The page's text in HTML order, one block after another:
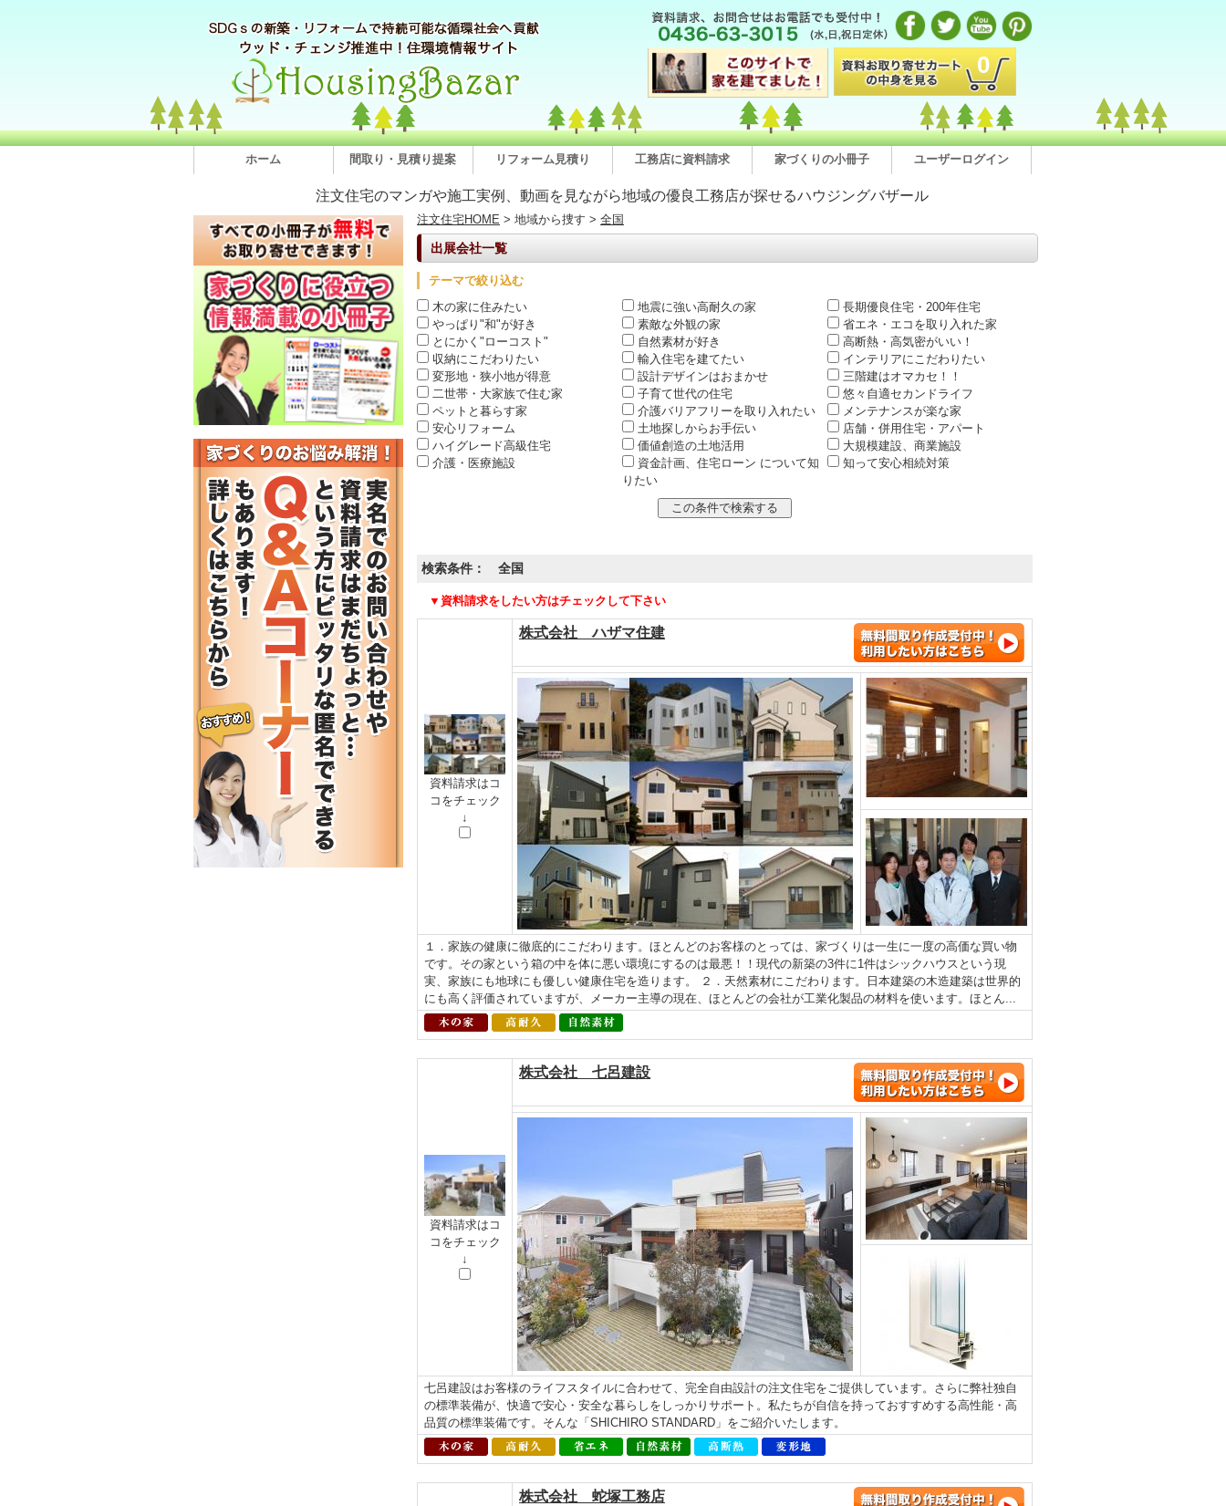
0
ホーム 間取り・見積り提案 リフォーム見積り 工務店に資料請求 家づくりの小冊子 ユーザーログイン
注文住宅のマンガや施工実例、動画を見ながら地域の優良工務店が探せるハウジングバザール
注文住宅HOME > 地域から捜す > 全国
出展会社一覧
テーマで絞り込む
木の家に住みたい
地震に強い高耐久の家
長期優良住宅・200年住宅
やっぱり"和"が好き
素敵な外観の家
省エネ・エコを取り入れた家
とにかく"ローコスト"
自然素材が好き
高断熱・高気密がいい！
収納にこだわりたい
輸入住宅を建てたい
インテリアにこだわりたい
変形地・狭小地が得意
設計デザインはおまかせ
三階建はオマカセ！！
二世帯・大家族で住む家
子育て世代の住宅
悠々自適セカンドライフ
ペットと暮らす家
介護バリアフリーを取り入れたい
メンテナンスが楽な家
安心リフォーム
土地探しからお手伝い
店舗・併用住宅・アパート
ハイグレード高級住宅
価値創造の土地活用
大規模建設、商業施設
介護・医療施設
資金計画、住宅ローン について知
りたい
知って安心相続対策
検索条件： 全国
▼資料請求をしたい方はチェックして下さい
資料請求はコ
コをチェック
↓
株式会社 ハザマ住建
１．家族の健康に徹底的にこだわります。ほとんどのお客様のとっては、家づくりは一生に一度の高価な買い物
です。その家という箱の中を体に悪い環境にするのは最悪！！現代の新築の3件に1件はシックハウスという現
実、家族にも地球にも優しい健康住宅を造ります。 ２．天然素材にこだわります。日本建築の木造建築は世界的
にも高く評価されていますが、メーカー主導の現在、ほとんどの会社が工業化製品の材料を使います。ほとん...
資料請求はコ
コをチェック
↓
株式会社 七呂建設
七呂建設はお客様のライフスタイルに合わせて、完全自由設計の注文住宅をご提供しています。さらに弊社独自
の標準装備が、快適で安心・安全な暮らしをしっかりサポート。私たちが自信を持っておすすめする高性能・高
品質の標準装備です。そんな「SHICHIRO STANDARD」をご紹介いたします。
株式会社 蛇塚工務店